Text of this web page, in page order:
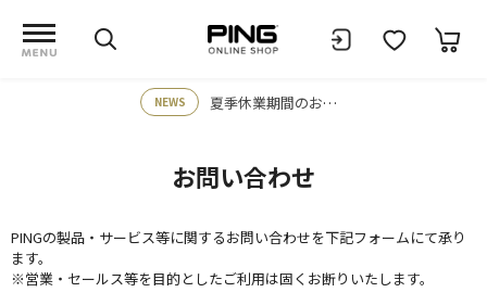
NEWS 夏季休業期間のお知らせ
お問い合わせ
PINGの製品・サービス等に関するお問い合わせを下記フォームにて承り
ます。
※営業・セールス等を目的としたご利用は固くお断りいたします。